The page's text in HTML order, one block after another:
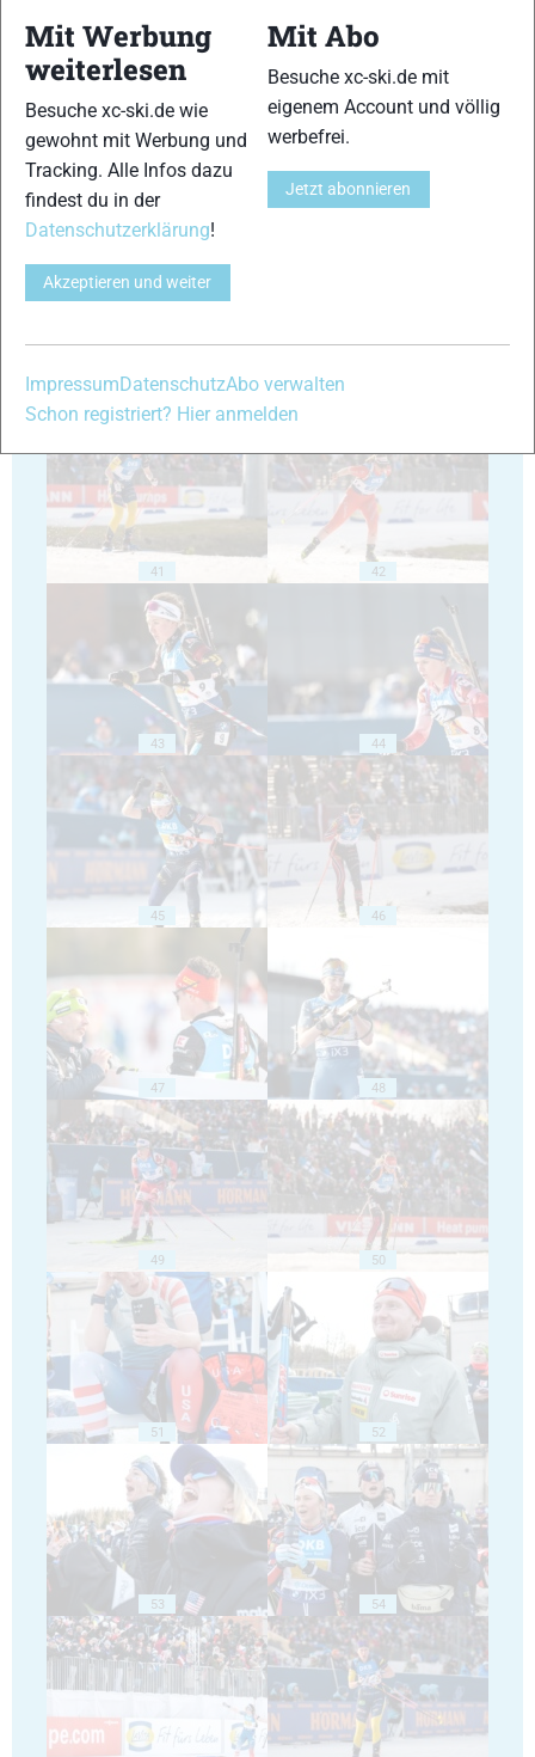
37
41 42
43 44
45 46
47 48
49 50
51 52
53 54
Mit Werbung
weiterlesen
Besuche xc-ski.de wie
gewohnt mit Werbung und
Tracking. Alle Infos dazu
findest du in der
Datenschutzerklärung!
Akzeptieren und weiter
Mit Abo
Besuche xc-ski.de mit
eigenem Account und völlig
werbefrei.
Jetzt abonnieren
ImpressumDatenschutzAbo verwalten
Schon registriert? Hier anmelden